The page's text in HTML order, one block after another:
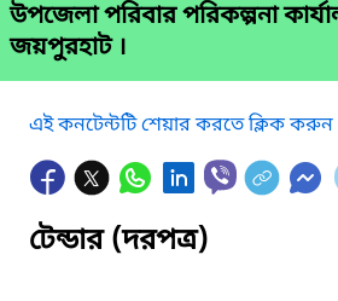
উপজেলা পরিবার পরিকল্পনা
জয়পুরহাট ।
এই কনটেন্টটি শেয়ার করতে ক্লিক করুন
টেন্ডার (দরপত্র)